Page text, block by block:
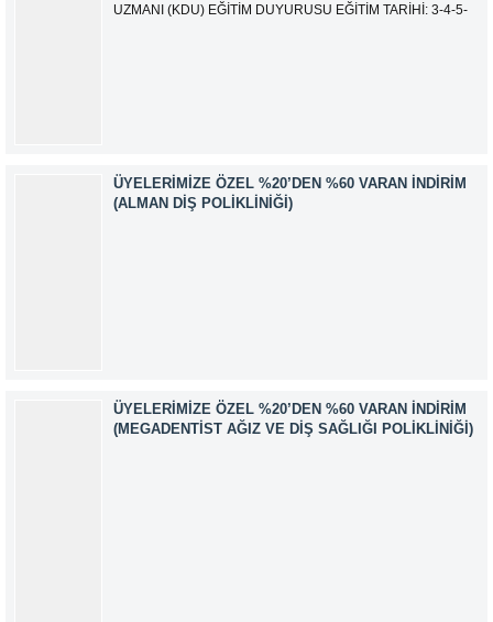
UZMANI (KDU) EĞİTİM DUYURUSU EĞİTİM TARİHİ: 3-4-5-
ÜYELERIMIZE ÖZEL %20’DEN %60 VARAN İNDIRIM
(ALMAN DIŞ POLIKLINIĞI)
ÜYELERIMIZE ÖZEL %20’DEN %60 VARAN İNDIRIM
(MEGADENTIST AĞIZ VE DIŞ SAĞLIĞI POLIKLINIĞI)